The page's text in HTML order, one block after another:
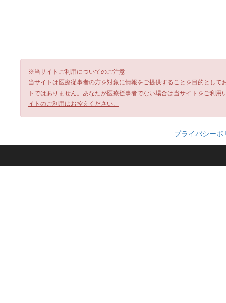
※当サイトご利用についてのご注意
当サイトは医療従事者の方を対象に情報をご提供することを目的とし
トではありません。 あなたが医療従事者でない場合は当サイトをご利
イトのご利用はお控えください。
プライバシーポ